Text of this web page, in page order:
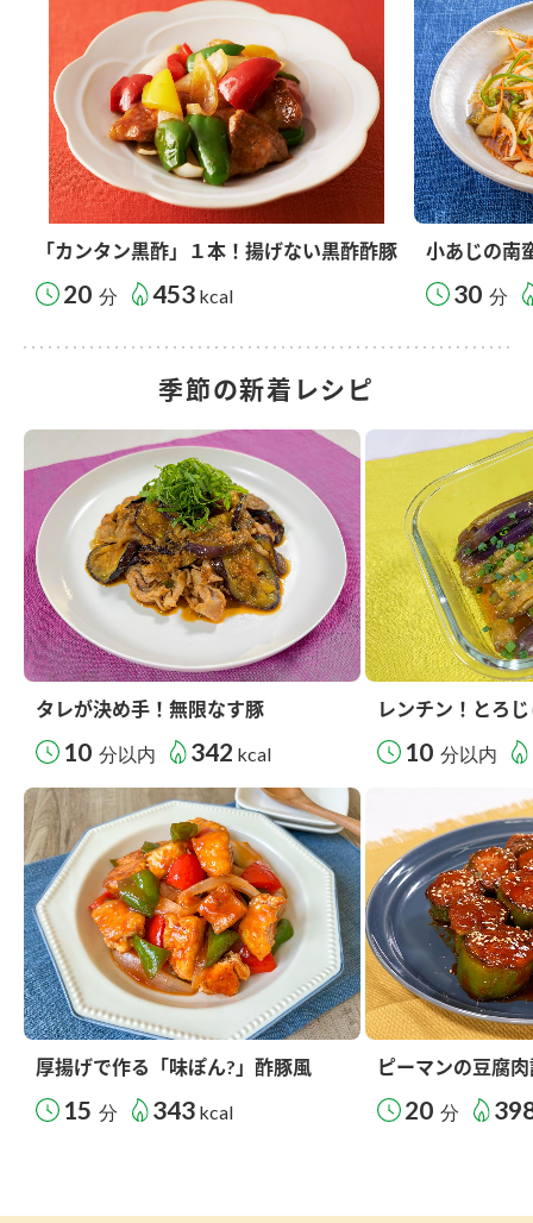
「カンタン黒酢」１本！揚げない黒酢酢豚
20 分 453 kcal
小あじの南
30 分
季節の新着レシピ
タレが決め手！無限なす豚
10 分以内 342 kcal
レンチン！とろ
10 分以内
厚揚げで作る「味ぽん?」酢豚風
15 分 343 kcal
ピーマンの豆腐
20 分